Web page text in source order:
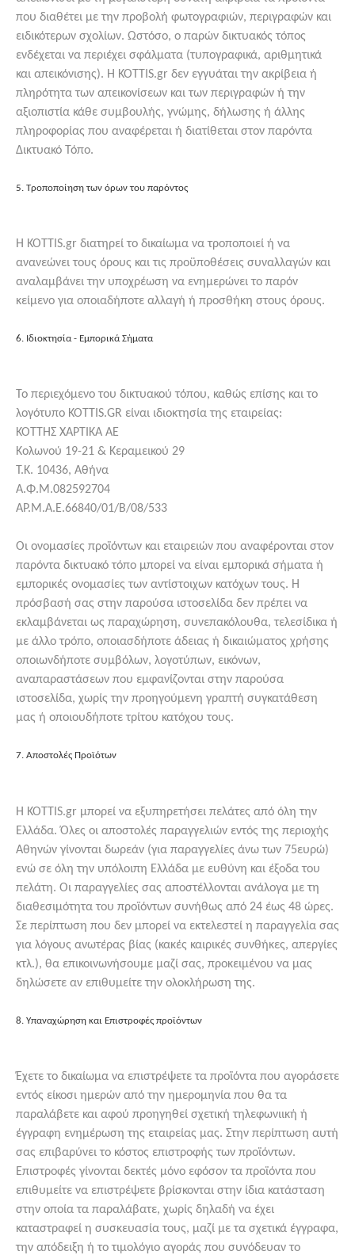
που διαθέτει με την προβολή φωτογραφιών, περιγραφών και
ειδικότερων σχολίων. Ωστόσο, ο παρών δικτυακός τόπος
ενδέχεται να περιέχει σφάλματα (τυπογραφικά, αριθμητικά
και απεικόνισης). Η KOTTIS.gr δεν εγγυάται την ακρίβεια ή
πληρότητα των απεικονίσεων και των περιγραφών ή την
αξιοπιστία κάθε συμβουλής, γνώμης, δήλωσης ή άλλης
πληροφορίας που αναφέρεται ή διατίθεται στον παρόντα
Δικτυακό Τόπο.
5. Τροποποίηση των όρων του παρόντος
Η KOTTIS.gr διατηρεί το δικαίωμα να τροποποιεί ή να
ανανεώνει τoυς όρους και τις προϋποθέσεις συναλλαγών και
αναλαμβάνει την υποχρέωση να ενημερώνει το παρόν
κείμενο για οποιαδήποτε αλλαγή ή προσθήκη στους όρους.
6. Ιδιοκτησία - Εμπορικά Σήματα
Το περιεχόμενο του δικτυακού τόπου, καθώς επίσης και το
λογότυπο KOTTIS.GR είναι ιδιοκτησία της εταιρείας:
ΚΟΤΤΗΣ ΧΑΡΤΙΚΑ ΑΕ
Κολωνού 19-21 & Κεραμεικού 29
Τ.Κ. 10436, Αθήνα
Α.Φ.Μ.082592704
ΑΡ.Μ.Α.Ε.66840/01/Β/08/533
Οι ονομασίες προϊόντων και εταιρειών που αναφέρονται στον
παρόντα δικτυακό τόπο μπορεί να είναι εμπορικά σήματα ή
εμπορικές ονομασίες των αντίστοιχων κατόχων τους. Η
πρόσβασή σας στην παρούσα ιστοσελίδα δεν πρέπει να
εκλαμβάνεται ως παραχώρηση, συνεπακόλουθα, τελεσίδικα ή
με άλλο τρόπο, οποιασδήποτε άδειας ή δικαιώματος χρήσης
οποιωνδήποτε συμβόλων, λογοτύπων, εικόνων,
αναπαραστάσεων που εμφανίζονται στην παρούσα
ιστοσελίδα, χωρίς την προηγούμενη γραπτή συγκατάθεση
μας ή οποιουδήποτε τρίτου κατόχου τους.
7. Αποστολές Προϊότων
Η KOTTIS.gr μπορεί να εξυπηρετήσει πελάτες από όλη την
Ελλάδα. Όλες οι αποστολές παραγγελιών εντός της περιοχής
Αθηνών γίνονται δωρεάν (για παραγγελίες άνω των 75ευρώ)
ενώ σε όλη την υπόλοιπη Ελλάδα με ευθύνη και έξοδα του
πελάτη. Οι παραγγελίες σας αποστέλλονται ανάλογα με τη
διαθεσιμότητα του προϊόντων συνήθως από 24 έως 48 ώρες.
Σε περίπτωση που δεν μπορεί να εκτελεστεί η παραγγελία σας
για λόγους ανωτέρας βίας (κακές καιρικές συνθήκες, απεργίες
κτλ.), θα επικοινωνήσουμε μαζί σας, προκειμένου να μας
δηλώσετε αν επιθυμείτε την ολοκλήρωση της.
8. Υπαναχώρηση και Επιστροφές προϊόντων
Έχετε το δικαίωμα να επιστρέψετε τα προϊόντα που αγοράσετε
εντός είκοσι ημερών από την ημερομηνία που θα τα
παραλάβετε και αφού προηγηθεί σχετική τηλεφωνιική ή
έγγραφη ενημέρωση της εταιρείας μας. Στην περίπτωση αυτή
σας επιβαρύνει το κόστος επιστροφής των προϊόντων.
Επιστροφές γίνονται δεκτές μόνο εφόσον τα προϊόντα που
επιθυμείτε να επιστρέψετε βρίσκονται στην ίδια κατάσταση
στην οποία τα παραλάβατε, χωρίς δηλαδή να έχει
καταστραφεί η συσκευασία τους, μαζί με τα σχετικά έγγραφα,
την απόδειξη ή το τιμολόγιο αγοράς που συνόδευαν το